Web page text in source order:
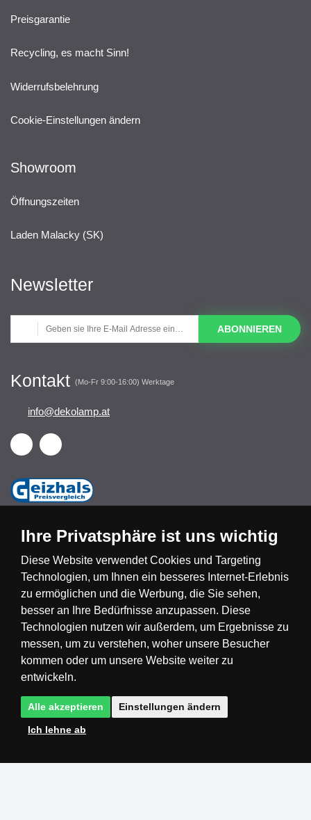
Preisgarantie
Recycling, es macht Sinn!
Widerrufsbelehrung
Cookie-Einstellungen ändern
Showroom
Öffnungszeiten
Laden Malacky (SK)
Newsletter
ABONNIEREN
Kontakt (Mo-Fr 9:00-16:00) Werktage
info@dekolamp.at
Česká republika Slovensko Deutschland
Magyarország Österreich België
Nederland
Ihre Privatsphäre ist uns wichtig
Diese Website verwendet Cookies und Targeting
Technologien, um Ihnen ein besseres Internet-Erlebnis
zu ermöglichen und die Werbung, die Sie sehen,
besser an Ihre Bedürfnisse anzupassen. Diese
Technologien nutzen wir außerdem, um Ergebnisse zu
messen, um zu verstehen, woher unsere Besucher
kommen oder um unsere Website weiter zu
entwickeln.
Alle akzeptieren Einstellungen ändern
Ich lehne ab